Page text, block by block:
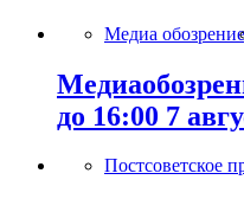
Медиа
до 16:00 7
Постсоветское